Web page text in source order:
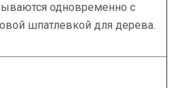
одновременно с
шпатлевкой для дерева.